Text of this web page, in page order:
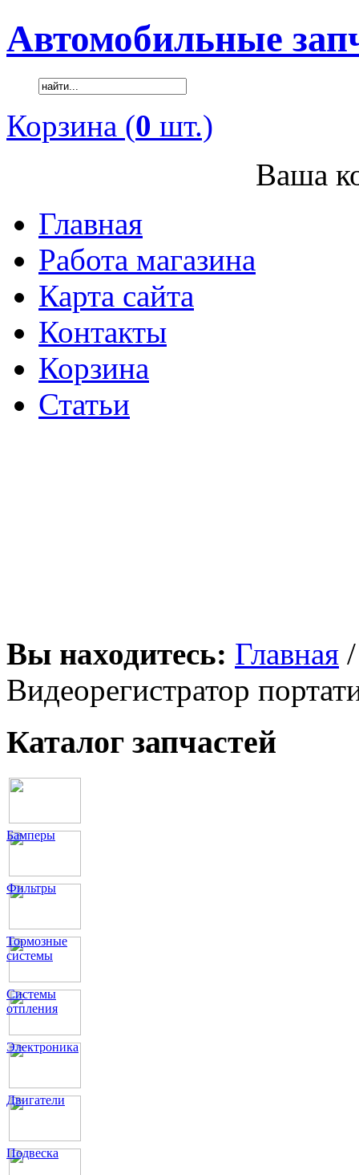
Автомобильные
Корзина (0 шт.)
Ваша
Главная
Работа магазина
Карта сайта
Контакты
Корзина
Статьи
Вы находитесь: Главная
Видеорегистратор
Каталог запчастей
Бамперы
Фильтры
Тормозные
системы
Системы
отпления
Электроника
Двигатели
Подвеска